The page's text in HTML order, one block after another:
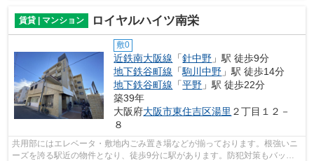
賃貸 | マンション ロイヤルハイツ南栄
敷0
近鉄南大阪線 「針中野 」駅 徒歩9分
地下鉄谷町線 「駒川中野 」駅 徒歩14分
地下鉄谷町線 「平野 」駅 徒歩22分
築39年
大阪府大阪市東住吉区湯里 ２丁目１２－
８
共用部にはエレベータ・敷地内ごみ置き場などが揃っております。根強いニ
ーズを誇る駅近の物件となり、徒歩9分に駅があります。防犯対策もバッチ